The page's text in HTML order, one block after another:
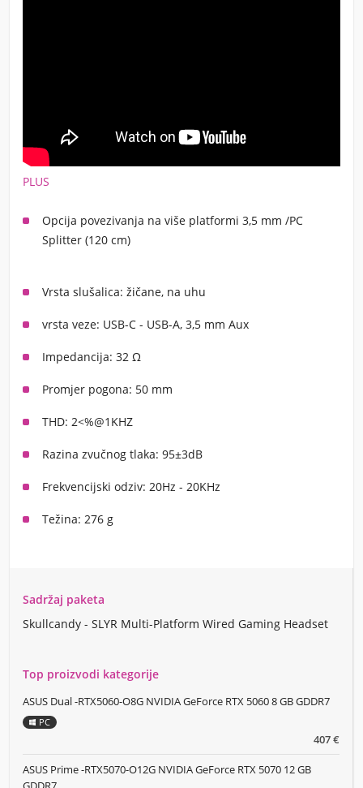
PLUS
Opcija povezivanja na više platformi 3,5 mm /PC
Splitter (120 cm)
Vrsta slušalica: žičane, na uhu
vrsta veze: USB-C - USB-A, 3,5 mm Aux
Impedancija: 32 Ω
Promjer pogona: 50 mm
THD: 2<%@1KHZ
Razina zvučnog tlaka: 95±3dB
Frekvencijski odziv: 20Hz - 20KHz
Težina: 276 g
Sadržaj paketa
Skullcandy - SLYR Multi-Platform Wired Gaming Headset
Top proizvodi kategorije
407 €
ASUS Dual -RTX5060-O8G NVIDIA GeForce RTX 5060 8 GB GDDR7
PC
ASUS Prime -RTX5070-O12G NVIDIA GeForce RTX 5070 12 GB